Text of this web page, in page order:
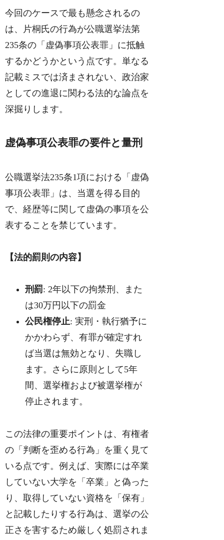
今回のケースで最も懸念されるの
は、片桐氏の行為が公職選挙法第
235条の「虚偽事項公表罪」に抵触
するかどうかという点です。単なる
記載ミスでは済まされない、政治家
としての進退に関わる法的な論点を
深掘りします。
虚偽事項公表罪の要件と量刑
公職選挙法235条1項における「虚偽
事項公表罪」は、当選を得る目的
で、経歴等に関して虚偽の事項を公
表することを禁じています。
【法的罰則の内容】
刑罰: 2年以下の拘禁刑、また
は30万円以下の罰金
公民権停止: 実刑・執行猶予に
かかわらず、有罪が確定すれ
ば当選は無効となり、失職し
ます。さらに原則として5年
間、選挙権および被選挙権が
停止されます。
この法律の重要ポイントは、有権者
の「判断を歪める行為」を重く見て
いる点です。例えば、実際には卒業
していない大学を「卒業」と偽った
り、取得していない資格を「保有」
と記載したりする行為は、選挙の公
正さを害するため厳しく処罰されま